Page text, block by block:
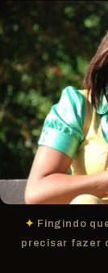
Fingindo
precisar fazer